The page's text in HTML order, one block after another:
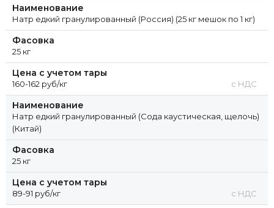
Наименование
Натр едкий гранулированный (Россия) (25 кг мешок по 1 кг)
Фасовка
25 кг
Цена с учетом тары
160-162 руб/кг с НДС
Наименование
Натр едкий гранулированный (Сода каустическая, щелочь)
(Китай)
Фасовка
25 кг
Цена с учетом тары
89-91 руб/кг с НДС